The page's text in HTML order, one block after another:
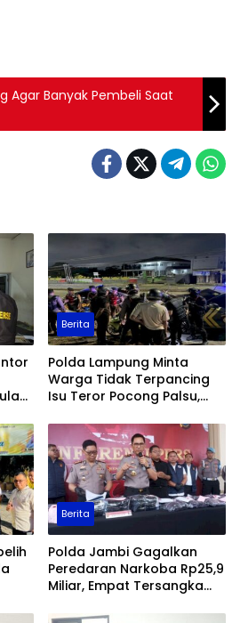
Agar Banyak Pembeli Saat
Berita
Polda Lampung Minta
Warga Tidak Terpancing
Isu Teror Pocong Palsu,
Ditingkatkan
Berita
Polda Jambi Gagalkan
Peredaran Narkoba Rp25,9
Miliar, Empat Tersangka